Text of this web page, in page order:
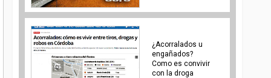
¿Acorralados u
engañados?
Como es convivir
con la droga